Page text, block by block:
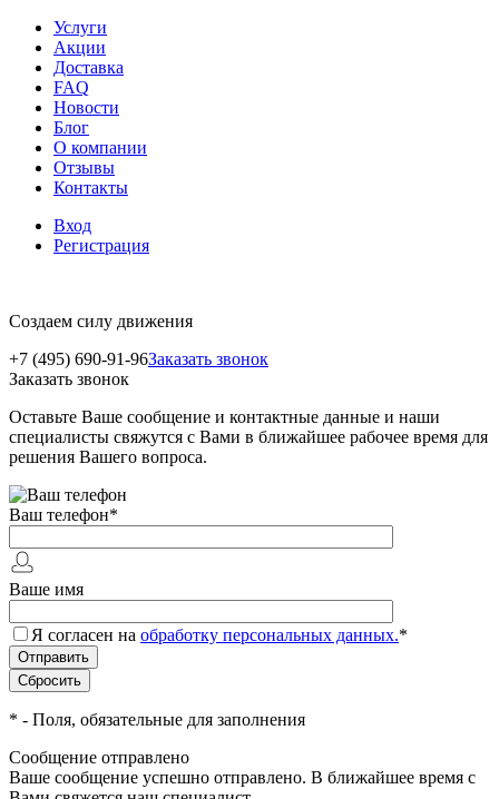
Услуги
Акции
Доставка
FAQ
Новости
Блог
О компании
Отзывы
Контакты
Вход
Регистрация
Создаем силу движения
+7 (495) 690-91-96Заказать звонок
Заказать звонок
Оставьте Ваше сообщение и контактные данные и наши
специалисты свяжутся с Вами в ближайшее рабочее время для
решения Вашего вопроса.
Ваш телефон*
Ваше имя
Я согласен на обработку персональных данных.*
* - Поля, обязательные для заполнения
Сообщение отправлено
Ваше сообщение успешно отправлено. В ближайшее время с